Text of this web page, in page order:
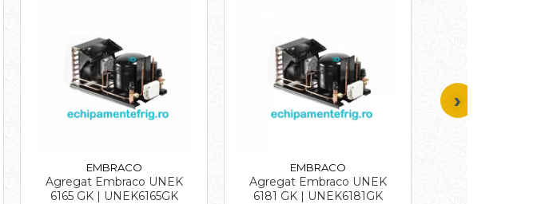
EMBRACO
Agregat Embraco UNEK
6165 GK | UNEK6165GK
EMBRACO
Agregat Embraco UNEK
6181 GK | UNEK6181GK